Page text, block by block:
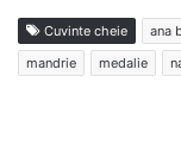
Cuvinte cheie ana
mandrie
medalie